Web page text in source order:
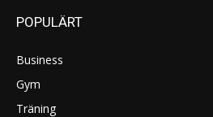
POPULÄRT
Business
Gym
Träning